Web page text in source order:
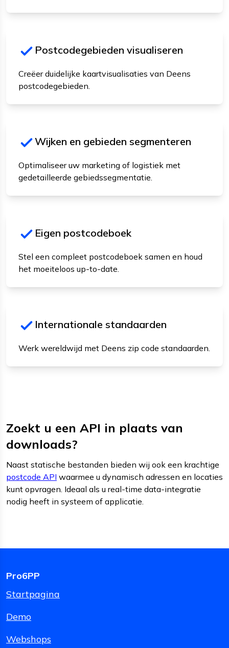
Postcodegebieden visualiseren
Creëer duidelijke kaartvisualisaties van Deens
postcodegebieden.
Wijken en gebieden segmenteren
Optimaliseer uw marketing of logistiek met
gedetailleerde gebiedssegmentatie.
Eigen postcodeboek
Stel een compleet postcodeboek samen en houd
het moeiteloos up-to-date.
Internationale standaarden
Werk wereldwijd met Deens zip code standaarden.
Zoekt u een API in plaats van
downloads?
Naast statische bestanden bieden wij ook een krachtige
postcode API waarmee u dynamisch adressen en locaties
kunt opvragen. Ideaal als u real-time data-integratie
nodig heeft in systeem of applicatie.
Pro6PP
Startpagina
Demo
Webshops